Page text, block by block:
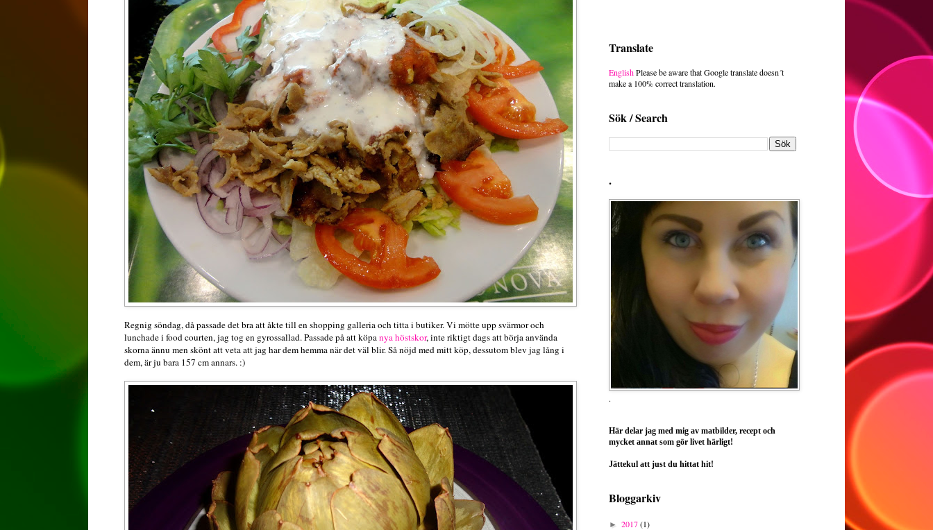
Regnig söndag, då passade det bra att åkte till en shopping galleria och titta i butiker. Vi mötte upp svärmor och
lunchade i food courten, jag tog en gyrossallad. Passade på att köpanya höstskor, inte riktigt dags att börja använda
skorna ännu men skönt att veta att jag har dem hemma när det väl blir. Så nöjd med mitt köp, dessutom blev jag lång i
dem, är ju bara 157 cm annars. :)
Translate
EnglishPlease be aware that Google translate doesn´t
make a 100% correct translation.
Sök / Search
.
.
Här delar jag med mig av matbilder, recept och
mycket annat som gör livet härligt!
Jättekul att just du hittat hit!
Bloggarkiv
► 2017(1)